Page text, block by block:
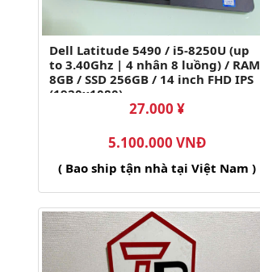
Dell Latitude 5490 / i5-8250U (up
to 3.40Ghz | 4 nhân 8 luồng) / RAM
8GB / SSD 256GB / 14 inch FHD IPS
(1920x1080)
27.000 ¥
5.100.000 VNĐ
( Bao ship tận nhà tại Việt Nam )